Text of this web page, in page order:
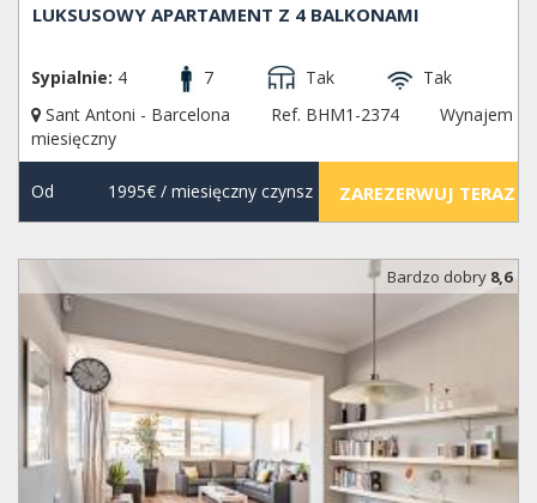
LUKSUSOWY APARTAMENT Z 4 BALKONAMI
Sypialnie: 4 7 Tak
Tak
Sant Antoni - Barcelona
Ref. BHM1-2374
Wynajem
miesięczny
Od 1995€/ miesięczny czynsz ZAREZERWUJ TERAZ
Bardzo dobry 8,6